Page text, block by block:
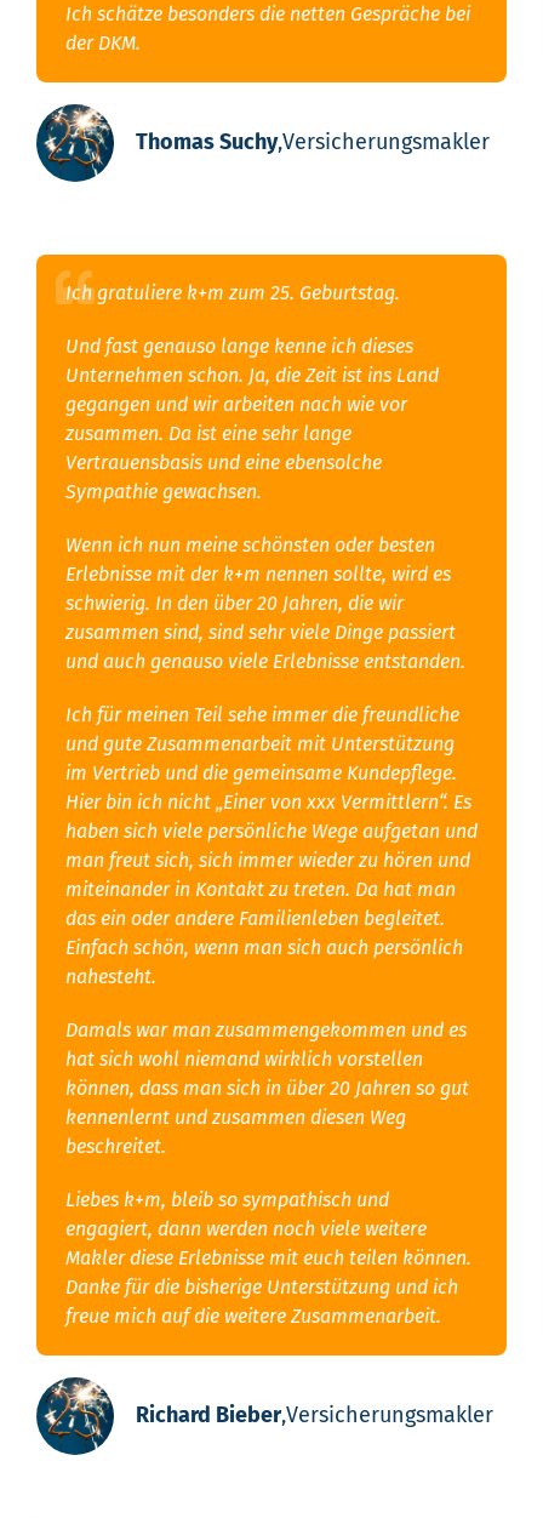
Ich schätze besonders die netten Gespräche bei
der DKM.
Thomas Suchy,Versicherungsmakler
Ich gratuliere k+m zum 25. Geburtstag.
Und fast genauso lange kenne ich dieses
Unternehmen schon. Ja, die Zeit ist ins Land
gegangen und wir arbeiten nach wie vor
zusammen. Da ist eine sehr lange
Vertrauensbasis und eine ebensolche
Sympathie gewachsen.
Wenn ich nun meine schönsten oder besten
Erlebnisse mit der k+m nennen sollte, wird es
schwierig. In den über 20 Jahren, die wir
zusammen sind, sind sehr viele Dinge passiert
und auch genauso viele Erlebnisse entstanden.
Ich für meinen Teil sehe immer die freundliche
und gute Zusammenarbeit mit Unterstützung
im Vertrieb und die gemeinsame Kundepflege.
Hier bin ich nicht „Einer von xxx Vermittlern“. Es
haben sich viele persönliche Wege aufgetan und
man freut sich, sich immer wieder zu hören und
miteinander in Kontakt zu treten. Da hat man
das ein oder andere Familienleben begleitet.
Einfach schön, wenn man sich auch persönlich
nahesteht.
Damals war man zusammengekommen und es
hat sich wohl niemand wirklich vorstellen
können, dass man sich in über 20 Jahren so gut
kennenlernt und zusammen diesen Weg
beschreitet.
Liebes k+m, bleib so sympathisch und
engagiert, dann werden noch viele weitere
Makler diese Erlebnisse mit euch teilen können.
Danke für die bisherige Unterstützung und ich
freue mich auf die weitere Zusammenarbeit.
Richard Bieber,Versicherungsmakler